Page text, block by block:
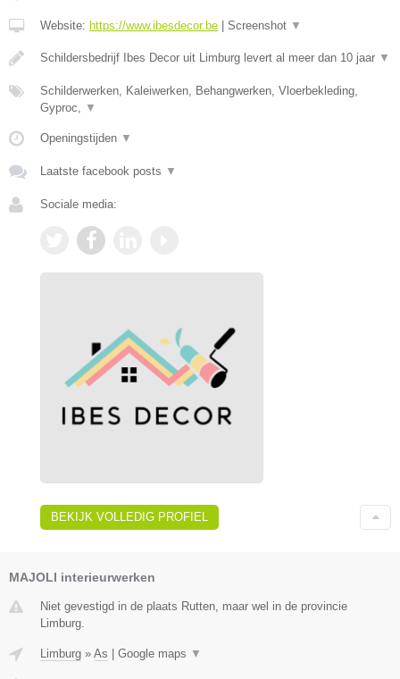
Website: https://www.ibesdecor.be Screenshot ▼
Schildersbedrijf Ibes Decor uit Limburg levert al meer dan 10 jaar ▼
Schilderwerken, Kaleiwerken, Behangwerken, Vloerbekleding,
Gyproc, ▼
Openingstijden ▼
Laatste facebook posts ▼
Sociale media:
BEKIJK VOLLEDIG PROFIEL
MAJOLI interieurwerken
Niet gevestigd in de plaats Rutten, maar wel in de provincie
Limburg.
Limburg » As Google maps ▼